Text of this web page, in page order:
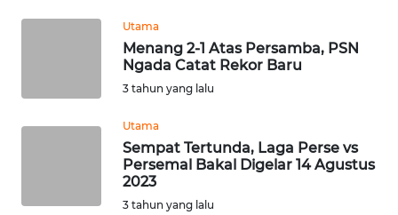
Utama
Menang 2-1 Atas Persamba, PSN
Ngada Catat Rekor Baru
3 tahun yang lalu
Utama
Sempat Tertunda, Laga Perse vs
Persemal Bakal Digelar 14 Agustus
2023
3 tahun yang lalu
WN